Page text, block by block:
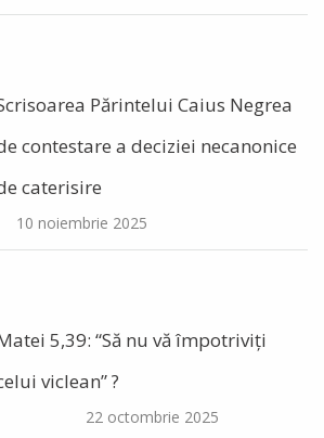
Părintelui Caius Negrea
contestare a deciziei necanonice
caterisire
10 noiembrie 2025
5,39: “Să nu vă împotriviți
viclean” ?
22 octombrie 2025